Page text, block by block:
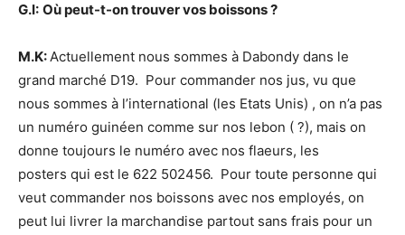
G.I: Où peut-t-on trouver vos boissons ?
M.K:Actuellement nous sommes à Dabondy dans le
grand marché D19. Pour commander nos jus, vu que
nous sommes à l’international (les Etats Unis) , on n’a pas
un numéro guinéen comme sur nos lebon ( ?), mais on
donne toujours le numéro avec nos flaeurs, les
posters qui est le 622 502456. Pour toute personne qui
veut commander nos boissons avec nos employés, on
peut lui livrer la marchandise partout sans frais pour un